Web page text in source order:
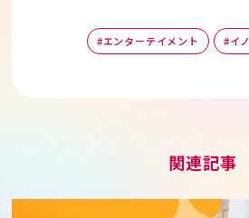
#エンターテイメント #イ
関連記事